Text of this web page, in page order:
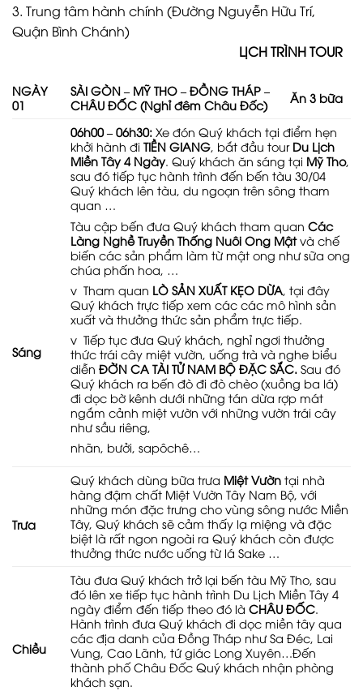
3. Trung tâm hành chính (Đường Nguyễn Hữu Trí,
Quận Bình Chánh)
LỊCH TRÌNH TOUR
NGÀY
01
SÀI GÒN – MỸ THO – ĐỒNG THÁP –
CHÂU ĐỐC (Nghỉ đêm Châu Đốc)
Ăn 3 bữa
Sáng
06h00 – 06h30:Xe đón Quý khách tại điểm hẹn
khởi hành điTIỀN GIANG, bắt đầu tour Du Lịch
Miền Tây 4 Ngày. Quý khách ăn sáng tại Mỹ Tho,
sau đó tiếp tục hành trình đến bến tàu 30/04
Quý khách lên tàu, du ngoạn trên sông tham
quan …
Tàu cập bến đưa Quý khách tham quanCác
Làng Nghề Truyền Thống Nuôi Ong Mậtvà chế
biến các sản phẩm làm từ mật ong như sữa ong
chúa phấn hoa, …
v Tham quan LÒ SẢN XUẤT KẸO DỪA, tại đây
Quý khách trực tiếp xem các các mô hình sản
xuất và thưởng thức sản phẩm trực tiếp.
v Tiếp tục đưa Quý khách, nghỉ ngơi thưởng
thức trái cây miệt vườn, uống trà và nghe biểu
diễnĐỜN CA TÀI TỬ NAM BỘ ĐẶC SẮC.Sau đó
Quý khách ra bến đò đi đò chèo (xuồng ba lá)
đi dọc bờ kênh dưới những tán dừa rợp mát
ngắm cảnh miệt vườn với những vườn trái cây
như sầu riêng,
nhãn, bưởi, sapôchê…
Trưa
Quý khách dùng bữa trưa Miệt Vườntại nhà
hàng đậm chất Miệt Vườn Tây Nam Bộ, với
những món đặc trưng cho vùng sông nước Miền
Tây, Quý khách sẽ cảm thấy lạ miệng và đặc
biệt là rất ngon ngoài ra Quý khách còn được
thưởng thức nước uống từ lá Sake …
Chiều
Tàu đưa Quý khách trở lại bến tàu Mỹ Tho, sau
đó lên xe tiếp tục hành trình Du Lịch Miền Tây 4
ngày điểm đến tiếp theo đó làCHÂU ĐỐC.
Hành trình đưa Quý khách đi dọc miền tây qua
các địa danh của Đồng Tháp như Sa Đéc, Lai
Vung, Cao Lãnh, tứ giác Long Xuyên…Đến
thành phố Châu Đốc Quý khách nhận phòng
khách sạn.